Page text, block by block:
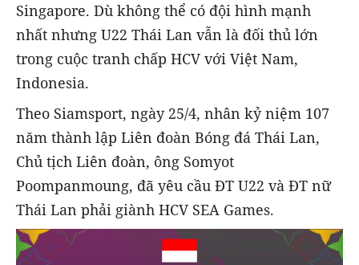
Singapore. Dù không thể có đội hình mạnh
nhất nhưng U22 Thái Lan vẫn là đối thủ lớn
trong cuộc tranh chấp HCV với Việt Nam,
Indonesia.
Theo Siamsport, ngày 25/4, nhân kỷ niệm 107
năm thành lập Liên đoàn Bóng đá Thái Lan,
Chủ tịch Liên đoàn, ông Somyot
Poompanmoung, đã yêu cầu ĐT U22 và ĐT nữ
Thái Lan phải giành HCV SEA Games.